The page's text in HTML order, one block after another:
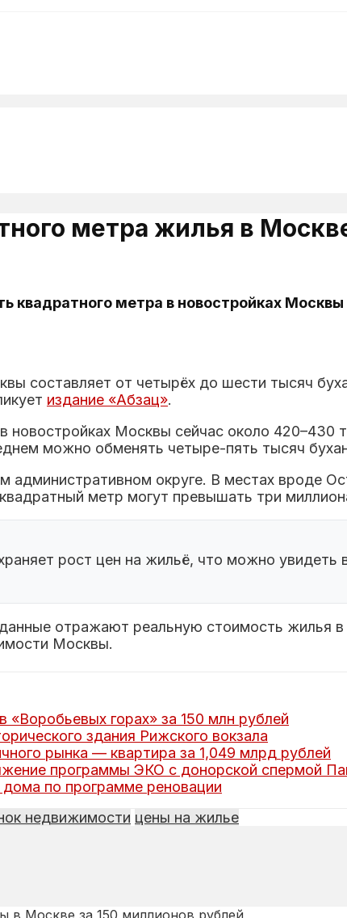
метра жилья в
квадратного метра в новостройках
составляет от четырёх до шести тысяч
издание «Абзац».
новостройках Москвы сейчас около 420–430
можно обменять четыре-пять тысяч
округе. В местах вроде
метр могут превышать три
рост цен на жильё, что можно увидеть
отражают реальную стоимость жилья
Москвы.
горах» за 150 млн рублей
здания Рижского вокзала
рынка — квартира за 1,049 млрд рублей
программы ЭКО с донорской спермой
по программе реновации
недвижимости цены на жилье